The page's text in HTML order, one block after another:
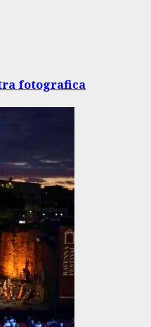
fotografica